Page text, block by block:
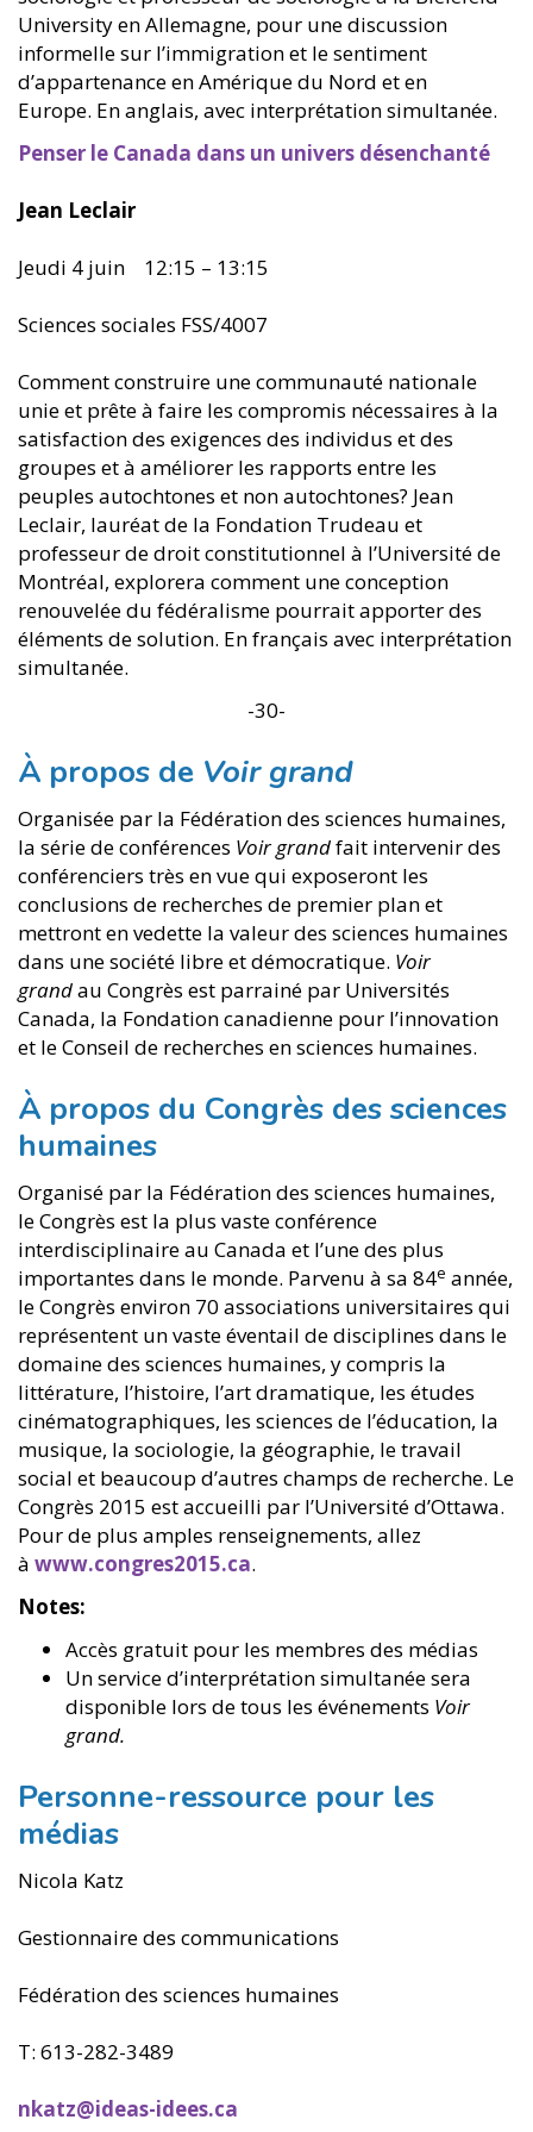
University en Allemagne, pour une discussion
informelle sur l’immigration et le sentiment
d’appartenance en Amérique du Nord et en
Europe. En anglais, avec interprétation simultanée.
Penser le Canada dans un univers désenchanté
Jean Leclair
Jeudi 4 juin 12:15 – 13:15
Sciences sociales FSS/4007
Comment construire une communauté nationale
unie et prête à faire les compromis nécessaires à la
satisfaction des exigences des individus et des
groupes et à améliorer les rapports entre les
peuples autochtones et non autochtones? Jean
Leclair, lauréat de la Fondation Trudeau et
professeur de droit constitutionnel à l’Université de
Montréal, explorera comment une conception
renouvelée du fédéralisme pourrait apporter des
éléments de solution. En français avec interprétation
simultanée.
-30-
À propos de Voir grand
Organisée par la Fédération des sciences humaines,
la série de conférences Voir grandfait intervenir des
conférenciers très en vue qui exposeront les
conclusions de recherches de premier plan et
mettront en vedette la valeur des sciences humaines
dans une société libre et démocratique. Voir
grandau Congrès est parrainé par Universités
Canada, la Fondation canadienne pour l’innovation
et le Conseil de recherches en sciences humaines.
À propos du Congrès des sciences
humaines
Organisé par la Fédération des sciences humaines,
le Congrès est la plus vaste conférence
interdisciplinaire au Canada et l’une des plus
importantes dans le monde. Parvenu à sa 84e année,
le Congrès environ 70 associations universitaires qui
représentent un vaste éventail de disciplines dans le
domaine des sciences humaines, y compris la
littérature, l’histoire, l’art dramatique, les études
cinématographiques, les sciences de l’éducation, la
musique, la sociologie, la géographie, le travail
social et beaucoup d’autres champs de recherche. Le
Congrès 2015 est accueilli par l’Université d’Ottawa.
Pour de plus amples renseignements, allez
à www.congres2015.ca.
Notes:
Accès gratuit pour les membres des médias
Un service d’interprétation simultanée sera
disponible lors de tous les événements Voir
grand.
Personne-ressource pour les
médias
Nicola Katz
Gestionnaire des communications
Fédération des sciences humaines
T: 613-282-3489
nkatz@ideas-idees.ca